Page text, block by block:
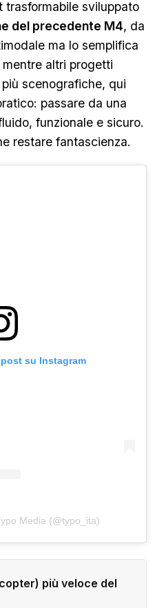
trasformabile sviluppato
del precedente M4, da
ma lo semplifica
altri progetti
scenografiche, qui
passare da una
funzionale e sicuro.
restare fantascienza.
su Instagram
Media (@typo_ita)
più veloce del